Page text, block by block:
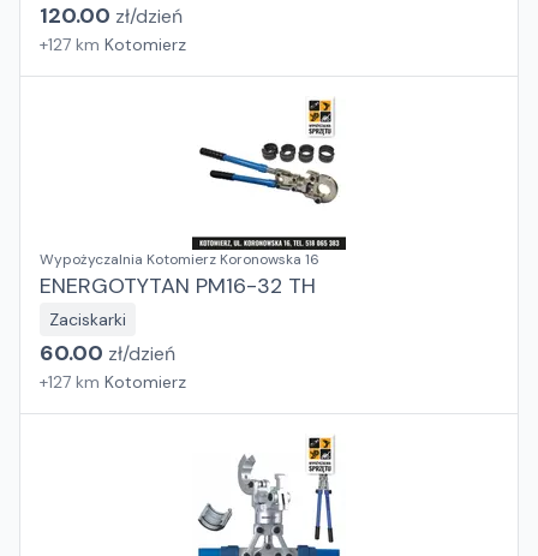
120.00 zł/dzień
+127 km Kotomierz
Wypożyczalnia Kotomierz Koronowska 16
ENERGOTYTAN PM16-32 TH
Zaciskarki
60.00 zł/dzień
+127 km Kotomierz